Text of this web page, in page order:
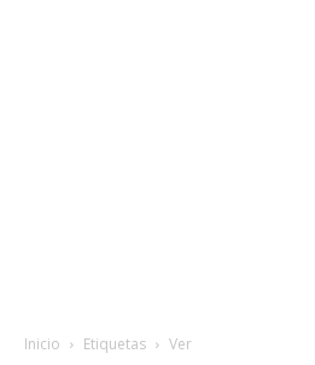
Inicio Etiquetas Ver